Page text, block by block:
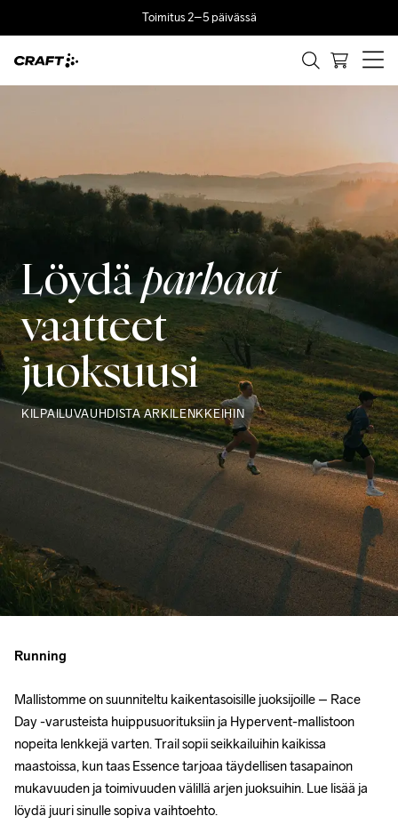
Toimitus 2–5 päivässä
Löydäparhaat
vaatteet
juoksuusi
KILPAILUVAUHDISTA ARKILENKKEIHIN
Running
Mallistomme on suunniteltu kaikentasoisille juoksijoille – Race
Day -varusteista huippusuorituksiin ja Hypervent-mallistoon
nopeita lenkkejä varten. Trail sopii seikkailuihin kaikissa
maastoissa, kun taas Essence tarjoaa täydellisen tasapainon
mukavuuden ja toimivuuden välillä arjen juoksuihin. Lue lisää ja
löydä juuri sinulle sopiva vaihtoehto.